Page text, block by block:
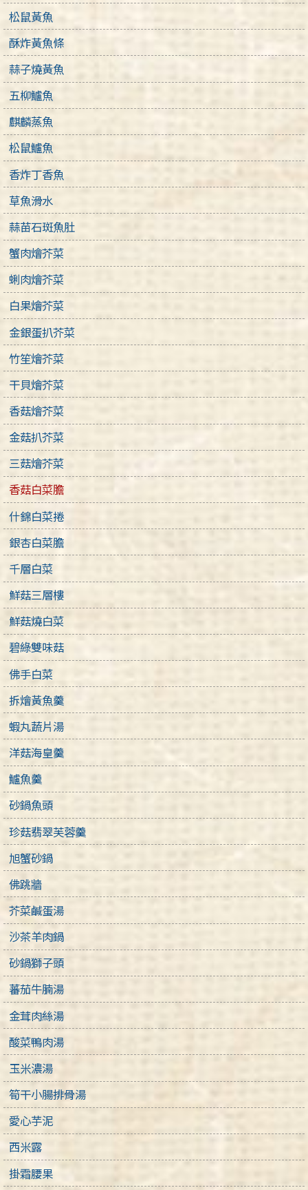
松鼠黃魚
酥炸黃魚條
蒜子燒黃魚
五柳鱸魚
麒麟蒸魚
松鼠鱸魚
香炸丁香魚
草魚滑水
蒜苗石斑魚肚
蟹肉燴芥菜
蜊肉燴芥菜
白果燴芥菜
金銀蛋扒芥菜
竹笙燴芥菜
干貝燴芥菜
香菇燴芥菜
金菇扒芥菜
三菇燴芥菜
香菇白菜膽
什錦白菜捲
銀杏白菜膽
千層白菜
鮮菇三層樓
鮮菇燒白菜
碧綠雙味菇
佛手白菜
拆燴黃魚羹
蝦丸蔬片湯
洋菇海皇羹
鱸魚羹
砂鍋魚頭
珍菇翡翠芙蓉羹
旭蟹砂鍋
佛跳牆
芥菜鹹蛋湯
沙茶羊肉鍋
砂鍋獅子頭
蕃茄牛腩湯
金茸肉絲湯
酸菜鴨肉湯
玉米濃湯
筍干小腸排骨湯
愛心芋泥
西米露
掛霜腰果